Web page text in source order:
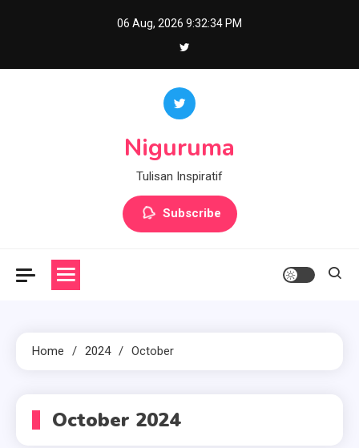
06 Aug, 2026 9:32:34 PM
Niguruma
Tulisan Inspiratif
Subscribe
Home 2024 October
October 2024